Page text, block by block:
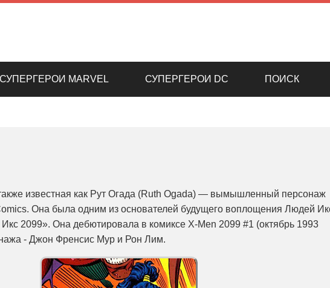
СУПЕРГЕРОИ MARVEL СУПЕРГЕРОИ DC ПОИСК
известная как Рут Огада (Ruth Ogada) — вымышленный персонаж
Она была одним из основателей будущего воплощения Людей
2099». Она дебютировала в комиксе X-Men 2099 #1 (октябрь 1993
- Джон Френсис Мур и Рон Лим.